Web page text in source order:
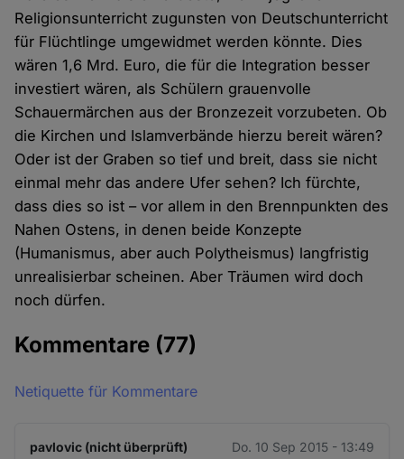
Religionsunterricht zugunsten von Deutschunterricht
für Flüchtlinge umgewidmet werden könnte. Dies
wären 1,6 Mrd. Euro, die für die Integration besser
investiert wären, als Schülern grauenvolle
Schauermärchen aus der Bronzezeit vorzubeten. Ob
die Kirchen und Islamverbände hierzu bereit wären?
Oder ist der Graben so tief und breit, dass sie nicht
einmal mehr das andere Ufer sehen? Ich fürchte,
dass dies so ist – vor allem in den Brennpunkten des
Nahen Ostens, in denen beide Konzepte
(Humanismus, aber auch Polytheismus) langfristig
unrealisierbar scheinen. Aber Träumen wird doch
noch dürfen.
Kommentare (77)
Netiquette für Kommentare
pavlovic (nicht überprüft) Do. 10 Sep 2015 - 13:49